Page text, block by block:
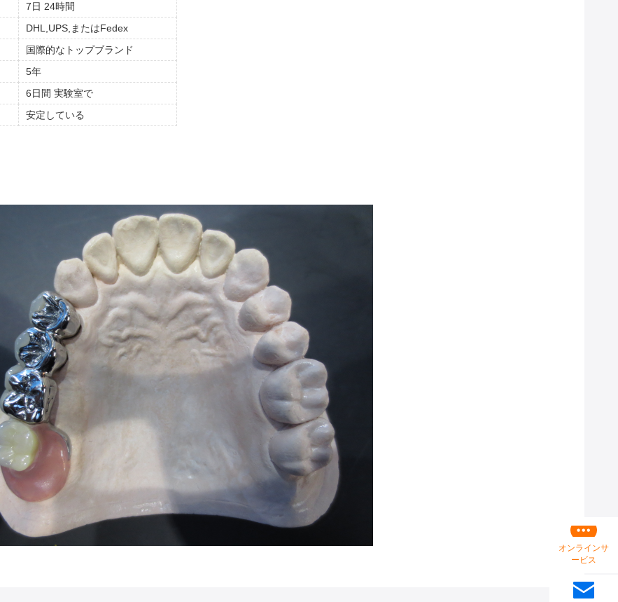
7日 24時間
DHL,UPS,またはFedex
国際的なトップブランド
5年
6日間 実験室で
安定している
オンラインサ
ービス